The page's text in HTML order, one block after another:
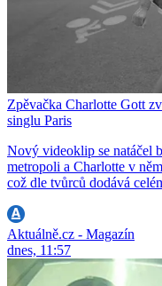
Zpěvačka Charlotte Gott
singlu Paris
Nový videoklip se natáčel
metropoli a Charlotte v
což dle tvůrců dodává
Aktuálně.cz - Magazín
dnes, 11:57